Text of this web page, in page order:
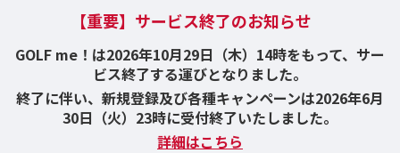
【重要】サービス終了のお知らせ
GOLF me！は2026年10月29日（木）14時をもって、サー
ビス終了する運びとなりました。
終了に伴い、新規登録及び各種キャンペーンは2026年6月
30日（火）23時に受付終了いたしました。
詳細はこちら